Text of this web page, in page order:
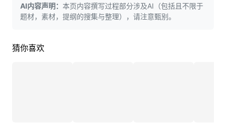
AI内容声明： 本页内容撰写过程部分涉及AI（包括且不限于
题材，素材，提纲的搜集与整理），请注意甄别。
猜你喜欢